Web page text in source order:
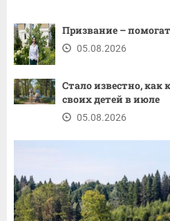
Призвание –
05.08.2026
Стало известно, как
своих детей в июле
05.08.2026